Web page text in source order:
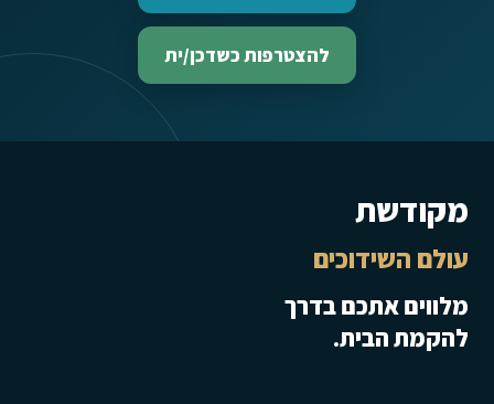
להצטרפות כשדכן/ית
מקודשת
עולם השידוכים
מלווים אתכם בדרך
להקמת הבית.